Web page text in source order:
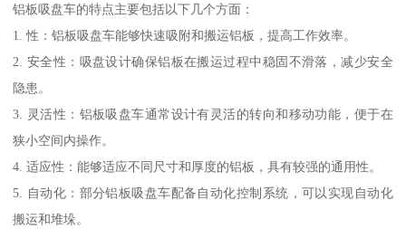
铝板吸盘车的特点主要包括以下几个方面：
1. 性：铝板吸盘车能够快速吸附和搬运铝板，提高工作效率。
2. 安全性：吸盘设计确保铝板在搬运过程中稳固不滑落，减少安全
隐患。
3. 灵活性：铝板吸盘车通常设计有灵活的转向和移动功能，便于在
狭小空间内操作。
4. 适应性：能够适应不同尺寸和厚度的铝板，具有较强的通用性。
5. 自动化：部分铝板吸盘车配备自动化控制系统，可以实现自动化
搬运和堆垛。